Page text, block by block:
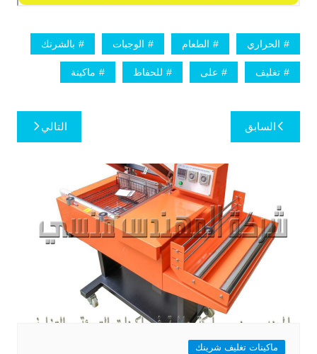
الحراري الطعام الوجبات بالشرنك
تغليف على للحفاظ ماكينة
تصفّح
المقالات
السابق التالي
ماكينات تغليف شرينك